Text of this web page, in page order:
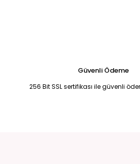
Güvenli Ödeme
256 Bit SSL sertifikası ile güvenli